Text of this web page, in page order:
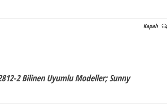
Kapalı
2 Bilinen Uyumlu Modeller; Sunny